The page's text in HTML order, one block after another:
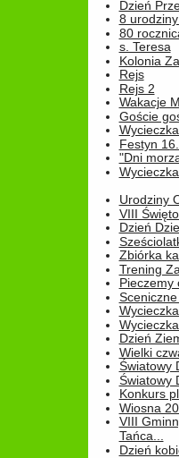
Dzień
8
80
s. Teresa
Kolonia
Rejs
Rejs 2
Wakacje
Goście
Festyn
"Dni
Urodziny
VIII
Dzień
Zbiórka
Trening
Pieczemy
Dzień
Wielki
Światowy
Światowy
Konkurs
Wiosna
VIII
Tańca...
Dzień